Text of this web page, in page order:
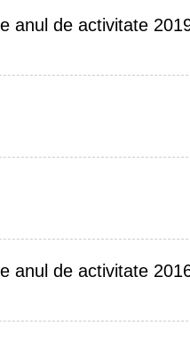
anul de activitate
anul de activitate